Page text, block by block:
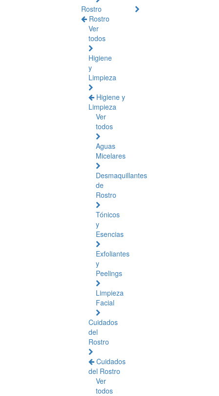
Rostro
Rostro
Ver
todos
Higiene
y
Limpieza
Higiene y
Limpieza
Ver
todos
Aguas
Micelares
Desmaquillantes
de
Rostro
Tónicos
y
Esencias
Exfoliantes
y
Peelings
Limpieza
Facial
Cuidados
del
Rostro
Cuidados
del Rostro
Ver
todos